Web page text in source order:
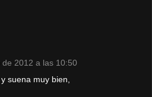
2012 a las 10:50
suena muy bien,